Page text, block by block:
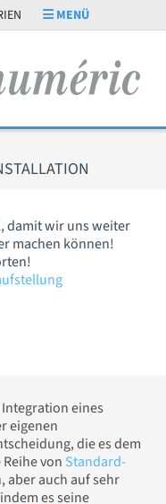
MENÜ
damit wir uns weiter
machen können!
Integration eines
eigenen
die es dem
von Standard-
aber auch auf sehr
es seine